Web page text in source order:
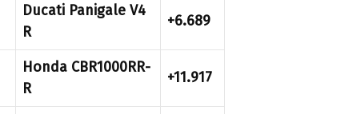
Ducati Panigale V4
R
+6.689
Honda CBR1000RR-
R
+11.917